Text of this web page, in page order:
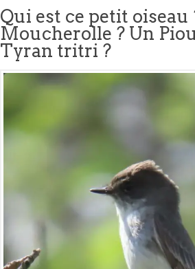
Qui est ce petit oiseau
Moucherolle ? Un
Tyran tritri ?